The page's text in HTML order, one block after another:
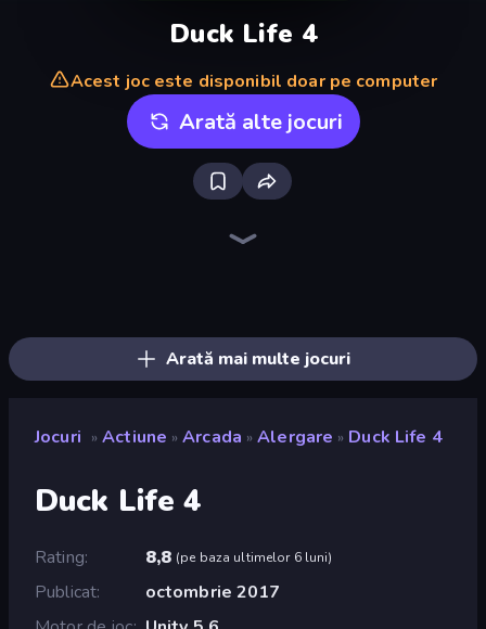
Duck Life 4
Acest joc este disponibil doar pe computer
Arată alte jocuri
Arată mai multe jocuri
Jocuri » Actiune » Arcada » Alergare » Duck Life 4
Duck Life 4
Rating 8,8 (pe baza ultimelor 6 luni)
Publicat
octombrie 2017